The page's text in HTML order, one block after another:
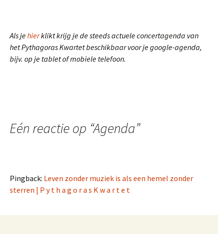
Als jehierklikt krijg je de steeds actuele concertagenda van
het Pythagoras Kwartet beschikbaar voor je google-agenda,
bijv. op je tablet of mobiele telefoon.
Eén reactie op “Agenda”
Pingback: Leven zonder muziek is als een hemel zonder
sterren | P y t h a g o r a s K w a r t e t